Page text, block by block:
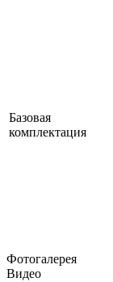
Базовая
комплектация
Фотогалерея
Видео